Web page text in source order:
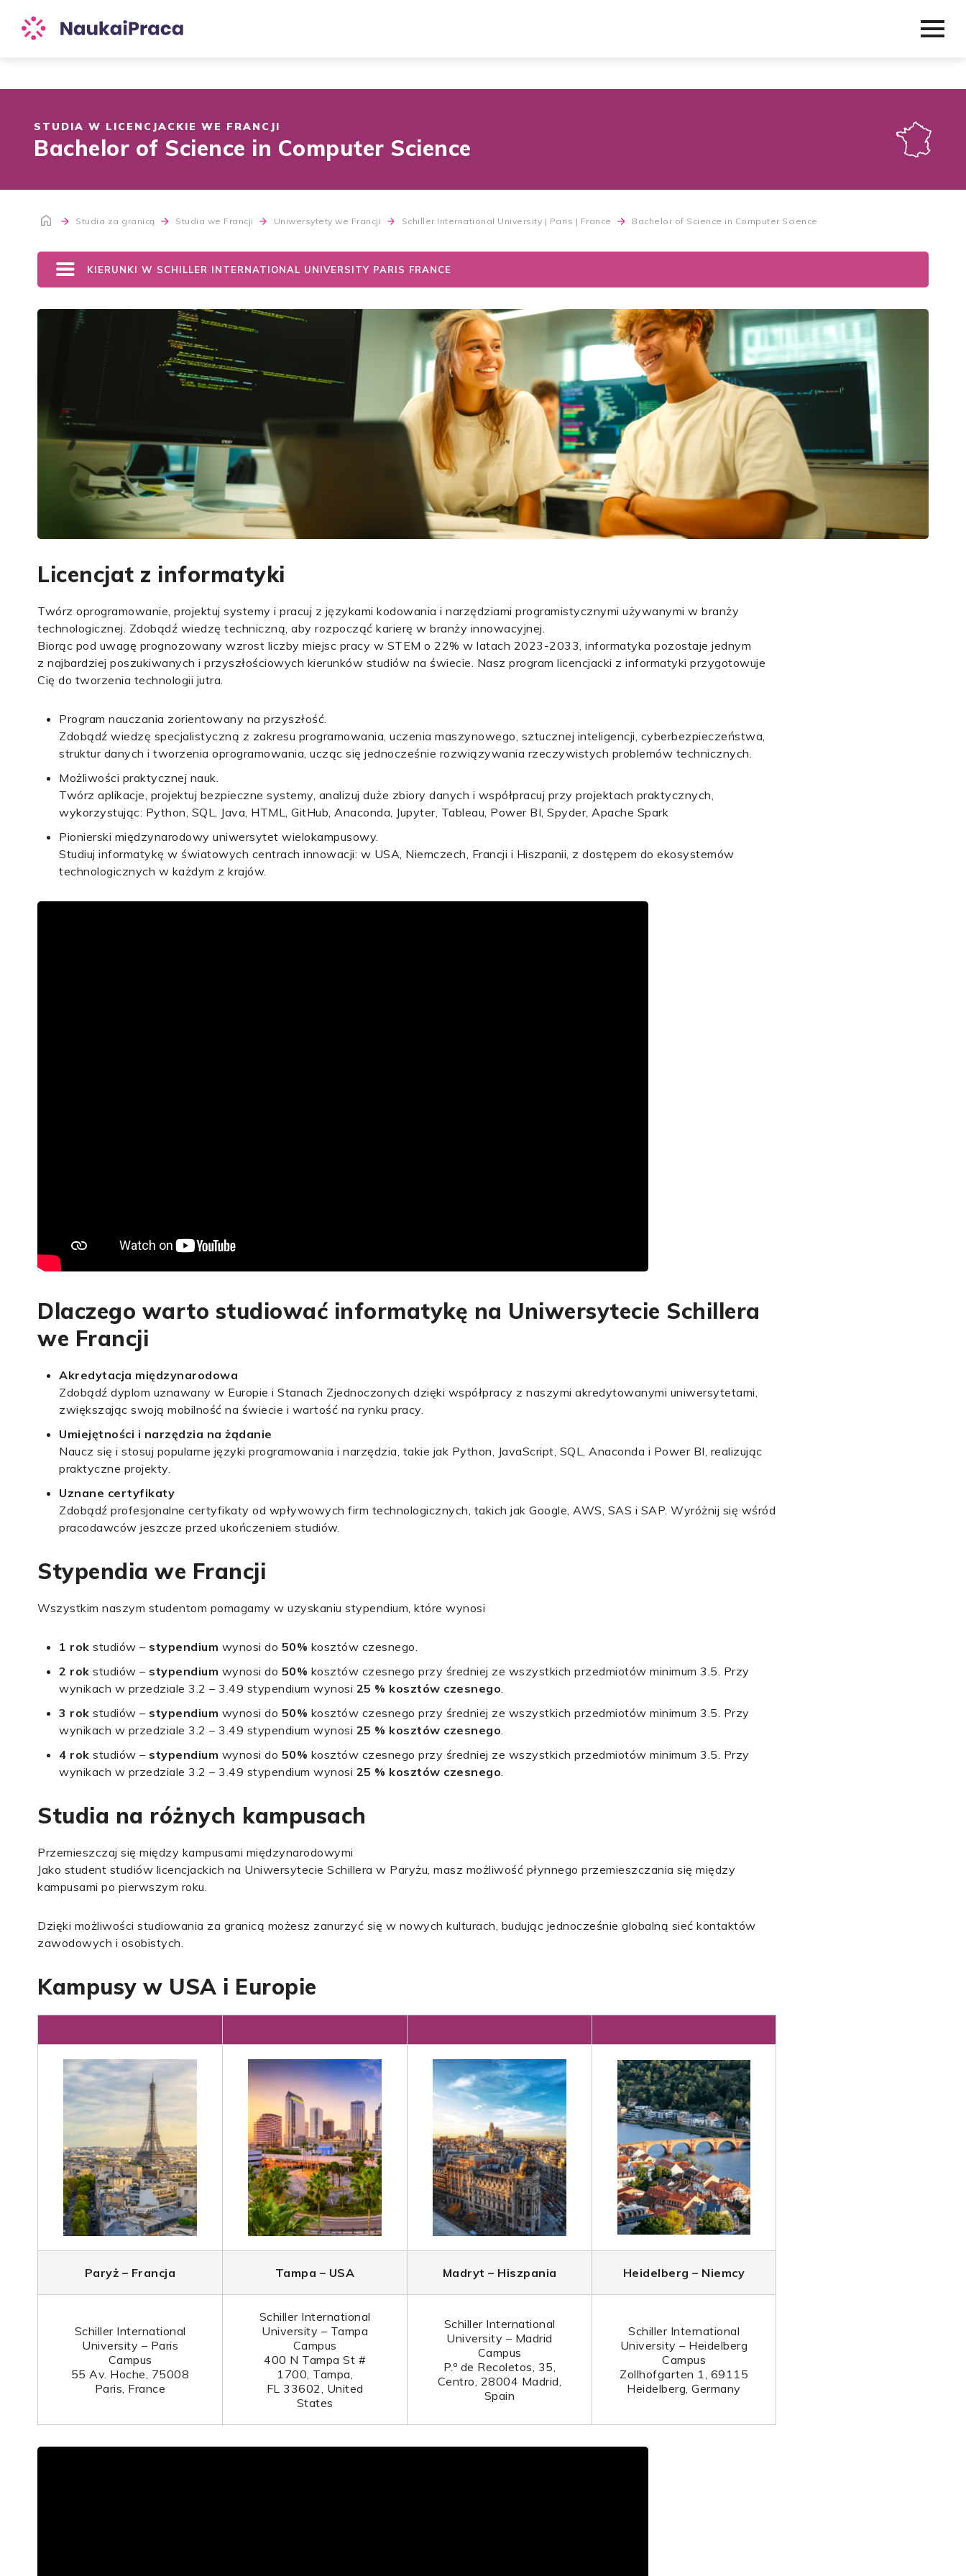
STUDIA W LICENCJACKIE WE FRANCJI
Bachelor of Science in Computer Science
Studia za granicą Studia we Francji Uniwersytety we Francji Schiller International University | Paris | France Bachelor of Science in Computer Science
KIERUNKI W SCHILLER INTERNATIONAL UNIVERSITY PARIS FRANCE
Licencjat z informatyki
Twórz oprogramowanie, projektuj systemy i pracuj z językami kodowania i narzędziami programistycznymi używanymi w branży
technologicznej. Zdobądź wiedzę techniczną, aby rozpocząć karierę w branży innowacyjnej.
Biorąc pod uwagę prognozowany wzrost liczby miejsc pracy w STEM o 22% w latach 2023-2033, informatyka pozostaje jednym
z najbardziej poszukiwanych i przyszłościowych kierunków studiów na świecie. Nasz program licencjacki z informatyki przygotowuje
Cię do tworzenia technologii jutra.
Program nauczania zorientowany na przyszłość.
Zdobądź wiedzę specjalistyczną z zakresu programowania, uczenia maszynowego, sztucznej inteligencji, cyberbezpieczeństwa,
struktur danych i tworzenia oprogramowania, ucząc się jednocześnie rozwiązywania rzeczywistych problemów technicznych.
Możliwości praktycznej nauk.
Twórz aplikacje, projektuj bezpieczne systemy, analizuj duże zbiory danych i współpracuj przy projektach praktycznych,
wykorzystując: Python, SQL, Java, HTML, GitHub, Anaconda, Jupyter, Tableau, Power BI, Spyder, Apache Spark
Pionierski międzynarodowy uniwersytet wielokampusowy.
Studiuj informatykę w światowych centrach innowacji: w USA, Niemczech, Francji i Hiszpanii, z dostępem do ekosystemów
technologicznych w każdym z krajów.
Dlaczego warto studiować informatykę na Uniwersytecie Schillera
we Francji
Akredytacja międzynarodowa
Zdobądź dyplom uznawany w Europie i Stanach Zjednoczonych dzięki współpracy z naszymi akredytowanymi uniwersytetami,
zwiększając swoją mobilność na świecie i wartość na rynku pracy.
Umiejętności i narzędzia na żądanie
Naucz się i stosuj popularne języki programowania i narzędzia, takie jak Python, JavaScript, SQL, Anaconda i Power BI, realizując
praktyczne projekty.
Uznane certyfikaty
Zdobądź profesjonalne certyfikaty od wpływowych firm technologicznych, takich jak Google, AWS, SAS i SAP. Wyróżnij się wśród
pracodawców jeszcze przed ukończeniem studiów.
Stypendia we Francji
Wszystkim naszym studentom pomagamy w uzyskaniu stypendium, które wynosi
1 rok studiów – stypendium wynosi do 50% kosztów czesnego.
2 rok studiów – stypendium wynosi do 50% kosztów czesnego przy średniej ze wszystkich przedmiotów minimum 3.5. Przy
wynikach w przedziale 3.2 – 3.49 stypendium wynosi 25 % kosztów czesnego.
3 rok studiów – stypendium wynosi do 50% kosztów czesnego przy średniej ze wszystkich przedmiotów minimum 3.5. Przy
wynikach w przedziale 3.2 – 3.49 stypendium wynosi 25 % kosztów czesnego.
4 rok studiów – stypendium wynosi do 50% kosztów czesnego przy średniej ze wszystkich przedmiotów minimum 3.5. Przy
wynikach w przedziale 3.2 – 3.49 stypendium wynosi 25 % kosztów czesnego.
Studia na różnych kampusach
Przemieszczaj się między kampusami międzynarodowymi
Jako student studiów licencjackich na Uniwersytecie Schillera w Paryżu, masz możliwość płynnego przemieszczania się między
kampusami po pierwszym roku.
Dzięki możliwości studiowania za granicą możesz zanurzyć się w nowych kulturach, budując jednocześnie globalną sieć kontaktów
zawodowych i osobistych.
Kampusy w USA i Europie
Paryż – Francja Tampa – USA Madryt – Hiszpania Heidelberg – Niemcy
Schiller International
University – Paris
Campus
55 Av. Hoche, 75008
Paris, France
Schiller International
University – Tampa
Campus
400 N Tampa St #
1700, Tampa,
FL 33602, United
States
Schiller International
University – Madrid
Campus
P.º de Recoletos, 35,
Centro, 28004 Madrid,
Spain
Schiller International
University – Heidelberg
Campus
Zollhofgarten 1, 69115
Heidelberg, Germany